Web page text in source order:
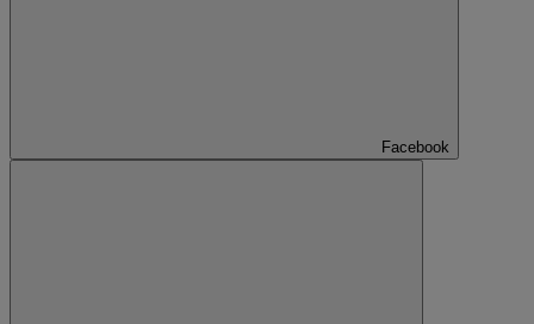
Facebook